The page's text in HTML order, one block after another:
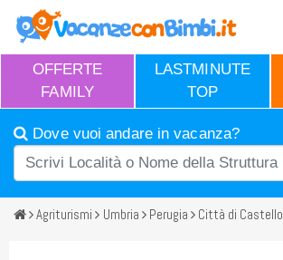
OFFERTE
FAMILY
LASTMINUTE
TOP
Dove vuoi andare in vacanza?
Agriturismi Umbria Perugia Città di Castello